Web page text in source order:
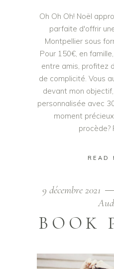
Oh Oh Oh! Noël
parfaite d'offrir
Montpellier sous
Pour 150€, en
entre amis, profitez
de complicité. Vous
devant mon
personnalisée avec
moment
procède?
READ
9 décembre 2021
BOOK